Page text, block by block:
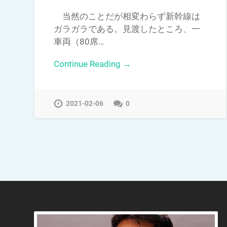
当然のことだが相変わらず新幹線は
ガラガラである。見渡したところ、一
車両（80席…
Continue Reading →
2021-02-06 0